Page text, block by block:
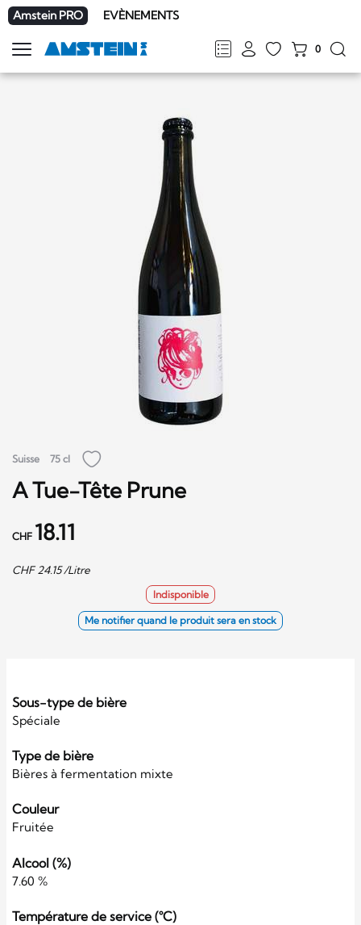
Amstein PRO EVÈNEMENTS
FRDEENIT
0
Afficher
la
Suisse 75 cl
A Tue-Tête Prune
CHF 18.11
CHF 24.15/Litre
Indisponible
Me notifier quand le produit sera en stock
Sous-type de bière
Spéciale
Type de bière
Bières à fermentation mixte
Couleur
Fruitée
Alcool (%)
7.60 %
Température de service (°C)